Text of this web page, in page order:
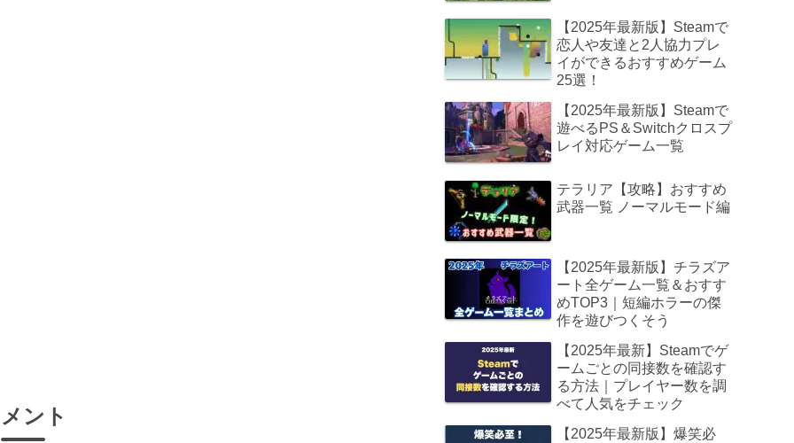
ント
【2025年最新版】Steamで
恋人や友達と2人協力プレ
イができるおすすめゲーム
25選！
【2025年最新版】Steamで
遊べるPS＆Switchクロスプ
レイ対応ゲーム一覧
テラリア【攻略】おすすめ
武器一覧 ノーマルモード編
【2025年最新版】チラズア
ート全ゲーム一覧＆おすす
めTOP3｜短編ホラーの傑
作を遊びつくそう
【2025年最新】Steamでゲ
ームごとの同接数を確認す
る方法｜プレイヤー数を調
べて人気をチェック
【2025年最新版】爆笑必